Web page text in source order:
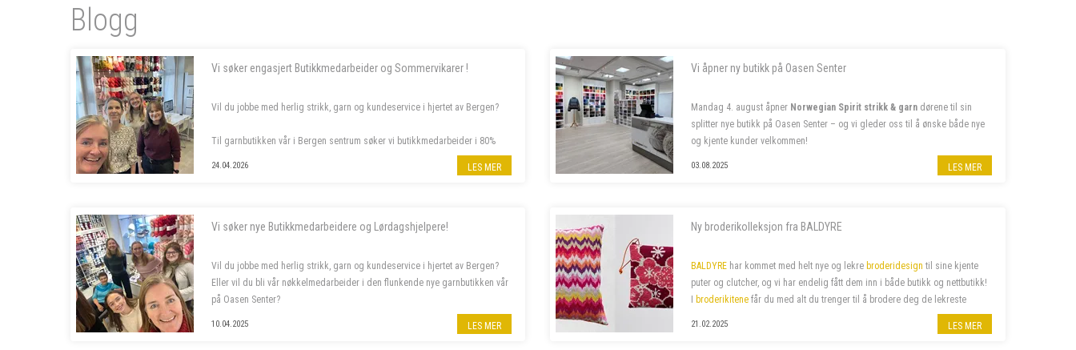
Blogg
Vi søker engasjert Butikkmedarbeider og Sommervikarer !
Vil du jobbe med herlig strikk, garn og kundeservice i hjertet av Bergen?
Til garnbutikken vår i Bergen sentrum søker vi butikkmedarbeider i 80%
stilling, samt to sommervikarer. Les mer om stillingene nedenfor.
24.04.2026 LES MER
Vi åpner ny butikk på Oasen Senter
Mandag 4. august åpner Norwegian Spirit strikk & garn dørene til sin
splitter nye butikk på Oasen Senter – og vi gleder oss til å ønske både nye
og kjente kunder velkommen!
03.08.2025 LES MER
Vi søker nye Butikkmedarbeidere og Lørdagshjelpere!
Vil du jobbe med herlig strikk, garn og kundeservice i hjertet av Bergen?
Eller vil du bli vår nøkkelmedarbeider i den flunkende nye garnbutikken vår
på Oasen Senter?
Vi søker to nye butikkmedarbeidere i 100 % stilling, og lørdagshjelp til
10.04.2025 LES MER
Ny broderikolleksjon fra BALDYRE
BALDYRE har kommet med helt nye og lekre broderidesign til sine kjente
puter og clutcher, og vi har endelig fått dem inn i både butikk og nettbutikk!
I broderikitene får du med alt du trenger til å brodere deg de lekreste
21.02.2025 LES MER